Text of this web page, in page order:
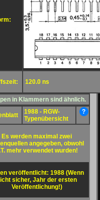
120.0 ns
in Klammern sind ähnlich.
1988 - RGW-
Typenübersicht
?
Es werden maximal zwei
angegeben, obwohl
mehr verwendet wurden!
veröffentlicht: 1988 (Wenn
sicher, Jahr der ersten
Veröffentlichung!)